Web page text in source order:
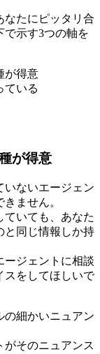
なたにピッタリ合
で示す3つの軸を
が得意
ている
が得意
いないエージェン
ません。
ていても、あなた
と同じ情報しか持
ージェントに相談
スをしてほしいで
の細かいニュアン
がそのニュアンス